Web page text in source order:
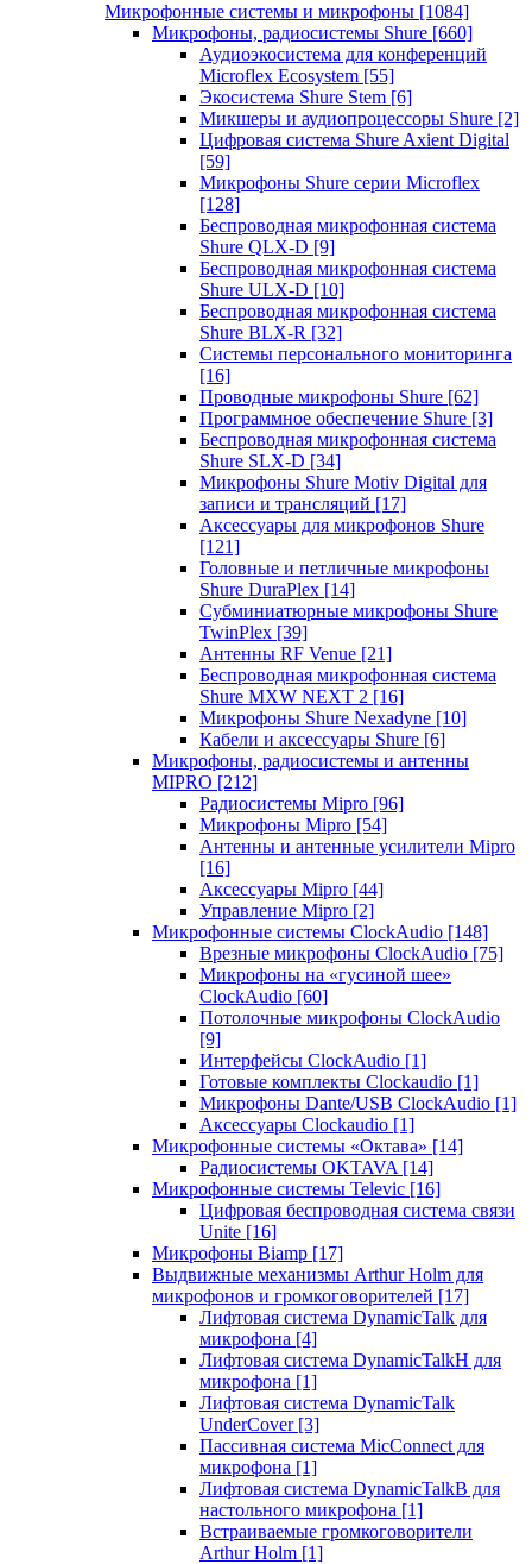
Микрофонные системы и микрофоны [1084]
Микрофоны, радиосистемы Shure [660]
Аудиоэкосистема для конференций
Microflex Ecosystem [55]
Экосистема Shure Stem [6]
Микшеры и аудиопроцессоры Shure [2]
Цифровая система Shure Axient Digital
[59]
Микрофоны Shure серии Microflex
[128]
Беспроводная микрофонная система
Shure QLX-D [9]
Беспроводная микрофонная система
Shure ULX-D [10]
Беспроводная микрофонная система
Shure BLX-R [32]
Системы персонального мониторинга
[16]
Проводные микрофоны Shure [62]
Программное обеспечение Shure [3]
Беспроводная микрофонная система
Shure SLX-D [34]
Микрофоны Shure Motiv Digital для
записи и трансляций [17]
Аксессуары для микрофонов Shure
[121]
Головные и петличные микрофоны
Shure DuraPlex [14]
Субминиатюрные микрофоны Shure
TwinPlex [39]
Антенны RF Venue [21]
Беспроводная микрофонная система
Shure MXW NEXT 2 [16]
Микрофоны Shure Nexadyne [10]
Кабели и аксессуары Shure [6]
Микрофоны, радиосистемы и антенны
MIPRO [212]
Радиосистемы Mipro [96]
Микрофоны Mipro [54]
Антенны и антенные усилители Mipro
[16]
Аксессуары Mipro [44]
Управление Mipro [2]
Микрофонные системы ClockAudio [148]
Врезные микрофоны ClockAudio [75]
Микрофоны на «гусиной шее»
ClockAudio [60]
Потолочные микрофоны ClockAudio
[9]
Интерфейсы ClockAudio [1]
Готовые комплекты Clockaudio [1]
Микрофоны Dante/USB ClockAudio [1]
Аксессуары Clockaudio [1]
Микрофонные системы «Октава» [14]
Радиосистемы OKTAVA [14]
Микрофонные системы Televic [16]
Цифровая беспроводная система связи
Unite [16]
Микрофоны Biamp [17]
Выдвижные механизмы Arthur Holm для
микрофонов и громкоговорителей [17]
Лифтовая система DynamicTalk для
микрофона [4]
Лифтовая система DynamicTalkH для
микрофона [1]
Лифтовая система DynamicTalk
UnderCover [3]
Пассивная система MicConnect для
микрофона [1]
Лифтовая система DynamicTalkB для
настольного микрофона [1]
Встраиваемые громкоговорители
Arthur Holm [1]